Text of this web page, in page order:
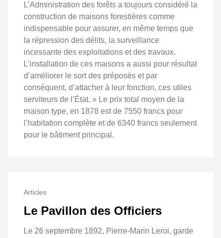
L’Administration des forêts a toujours considéré la
construction de maisons forestières comme
indispensable pour assurer, en même temps que
la répression des délits, la surveillance
incessante des exploitations et des travaux.
L’installation de ces maisons a aussi pour résultat
d’améliorer le sort des préposés et par
conséquent, d’attacher à leur fonction, ces utiles
serviteurs de l’État. » Le prix total moyen de la
maison type, en 1878 est de 7550 francs pour
l’habitation complète et de 6340 francs seulement
pour le bâtiment principal.
Articles
Le Pavillon des Officiers
Le 26 septembre 1892, Pierre-Marin Leroi, garde